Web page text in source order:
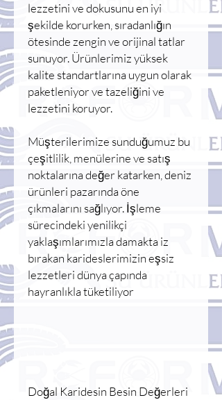
lezzetini ve dokusunu en iyi
şekilde korurken, sıradanlığın
ötesinde zengin ve orijinal tatlar
sunuyor. Ürünlerimiz yüksek
kalite standartlarına uygun olarak
paketleniyor ve tazeliğini ve
lezzetini koruyor.
Müşterilerimize sunduğumuz bu
çeşitlilik, menülerine ve satış
noktalarına değer katarken, deniz
ürünleri pazarında öne
çıkmalarını sağlıyor. İşleme
sürecindeki yenilikçi
yaklaşımlarımızla damakta iz
bırakan karideslerimizin eşsiz
lezzetleri dünya çapında
hayranlıkla tüketiliyor
Doğal Karidesin Besin Değerleri